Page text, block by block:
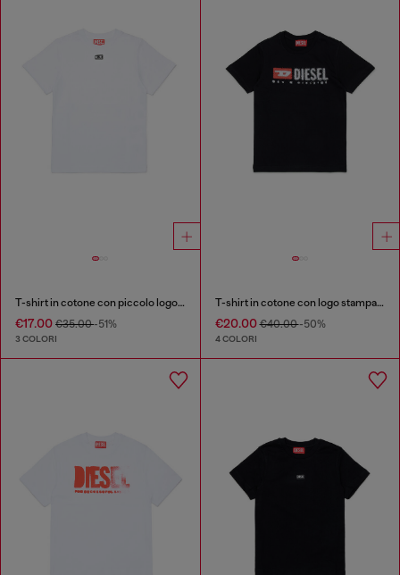
T-shirt in cotone con piccolo logo Biscotto
€17.00 €35.00-51%
3 COLORI
T-shirt in cotone con logo stampato
€20.00€40.00-50%
4 COLORI